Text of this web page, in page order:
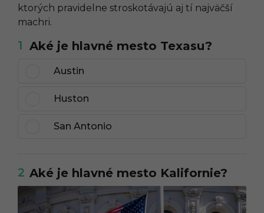
ktorých pravidelne stroskotávajú aj tí najväčší
machri.
1 Aké je hlavné mesto Texasu?
Austin
Huston
San Antonio
2 Aké je hlavné mesto Kalifornie?